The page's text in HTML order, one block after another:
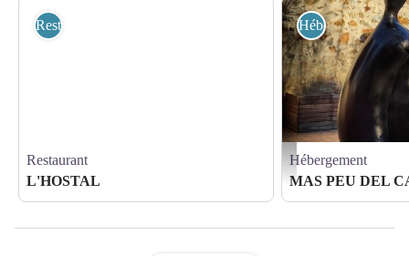
Restaurant
Restaurant
L'HOSTAL
Mas Peu del Causse_22 -
Hébergement
Hébergement
MAS PEU DEL